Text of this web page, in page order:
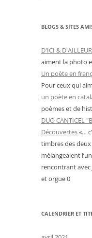
BLOGS & SITES
D'ICI &
aiment la photo
Un poète en
Pour ceux qui
un poète en
poèmes et de
DUO CANTICEL
Découvertes«…
timbres des
mélangeaient
rencontrant
et orgue 0
CALENDRIER ET